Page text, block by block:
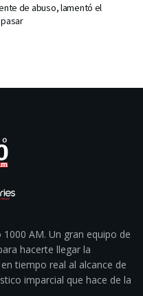
de abuso, lamentó el
AM. Un gran equipo de
hacerte llegar la
tiempo real al alcance de
imparcial que hace de la